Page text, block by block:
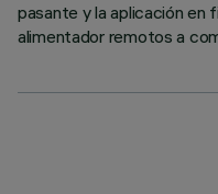
pasante y la aplicación en
alimentador remotos a